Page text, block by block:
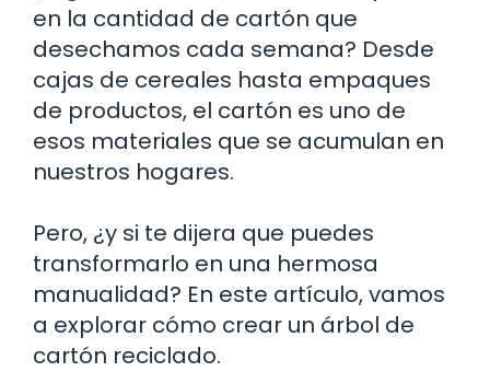
en la cantidad de cartón que
desechamos cada semana? Desde
cajas de cereales hasta empaques
de productos, el cartón es uno de
esos materiales que se acumulan en
nuestros hogares.
Pero, ¿y si te dijera que puedes
transformarlo en una hermosa
manualidad? En este artículo, vamos
a explorar cómo crear un árbol de
cartón reciclado.